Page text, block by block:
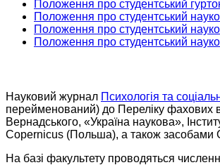
Положення про студентський
Положення про студентський
Положення про студентський
Положення про студентський
Науковий журнал Психологія та
перейменований) до Переліку фахових
Вернадського, «Україна наукова»,
Copernicus (Польша), а також засобами
На базі факультету проводяться